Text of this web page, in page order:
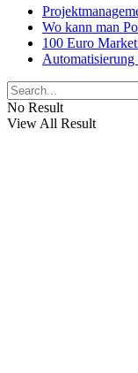
Wo kann man
100 Euro
No Result
View All Result